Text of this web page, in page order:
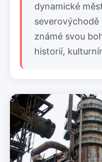
dynamické
severovýchodě
známé svou
historií,